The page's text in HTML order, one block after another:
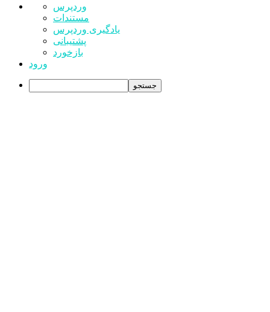
درباره
وردپرس
وردپرس
مستندات
یادگیری وردپرس
پشتیبانی
بازخورد
ورود
جستجو